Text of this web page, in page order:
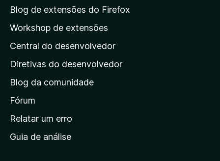
a
á
g
i
a
i
n
c
Blog de extensões do Firefox
Workshop de extensões
Central do desenvolvedor
Diretivas do desenvolvedor
Blog da comunidade
Fórum
Relatar um erro
Guia de análise